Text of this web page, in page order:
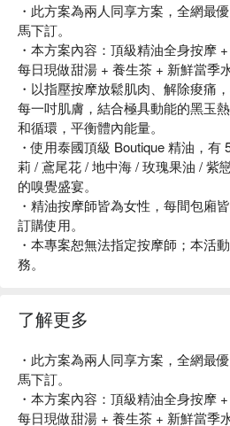
・此方案為兩人同享方案，全網最
馬下訂。
・本方案內容：頂級精油全身按摩
每日現做甜湯 + 養生茶 + 新鮮當季
・以指壓按摩放鬆肌肉、解除痠痛
每一吋肌膚，結合極具動能的黑玉
和循環，平衡體內能量。
・使用泰國頂級 Boutique 精油，
莉 / 鳶尾花 / 地中海 / 玫瑰果油 / 紫
的嗅覺盛宴。
・精油按摩師皆為女性，每間包廂
訂購使用。
・本專案恕無法指定按摩師；本活
務。
了解更多
・此方案為兩人同享方案，全網最
馬下訂。
・本方案內容：頂級精油全身按摩
每日現做甜湯 + 養生茶 + 新鮮當季